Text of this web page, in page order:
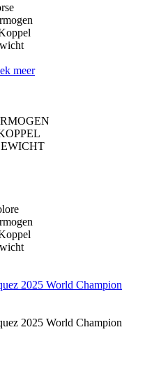
meer
2025 World Champion
2025 World Champion